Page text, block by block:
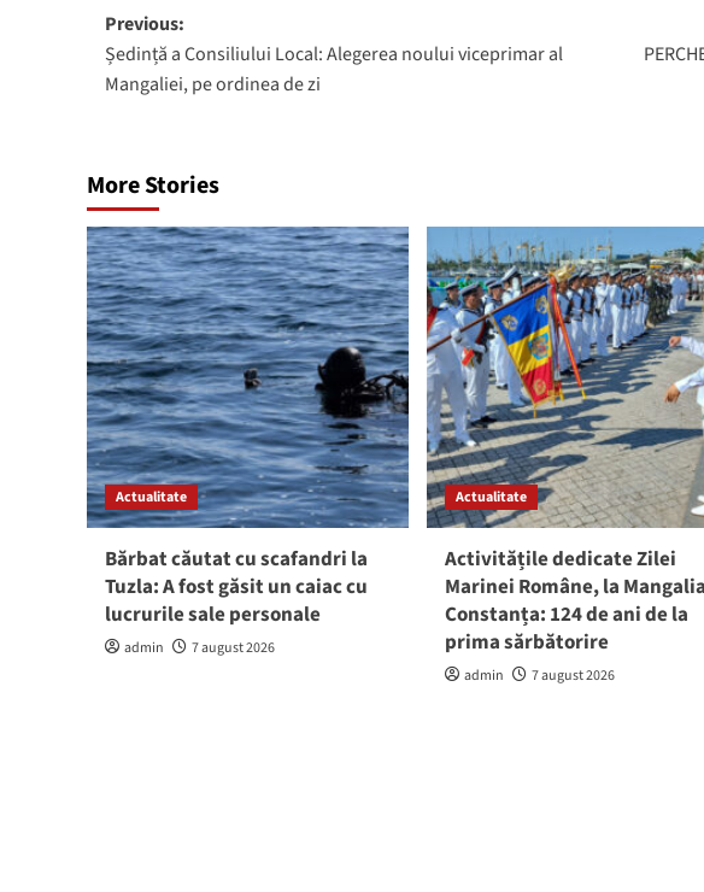
Post
navigation
Previous:
Ședință a Consiliului Local: Alegerea noului viceprimar al
Mangaliei, pe ordinea de zi
More Stories
Actualitate
Bărbat căutat cu scafandri la
Tuzla: A fost găsit un caiac cu
lucrurile sale personale
admin 7 august 2026
Actualitate
Activitățile dedicate Zilei
Marinei Române, la
Constanța: 124 de ani de la
prima sărbătorire
admin 7 august 2026